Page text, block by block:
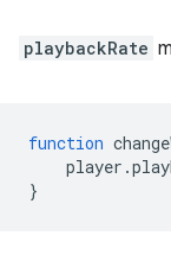
playbackRate
function
player .
}